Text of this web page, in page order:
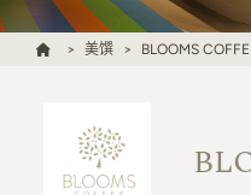
美馔 BLOOMS